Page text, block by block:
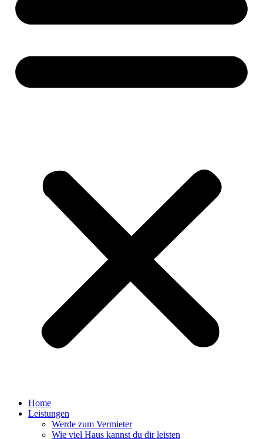
Home
Leistungen
Werde zum Vermieter
Wie viel Haus kannst du dir leisten